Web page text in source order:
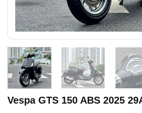
Vespa GTS 150 ABS 2025